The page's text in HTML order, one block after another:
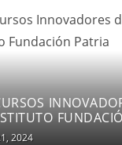
DEL
FUNDACIÓN
2024